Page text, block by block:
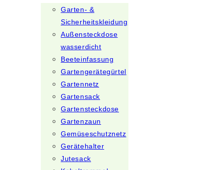
Garten- &
Sicherheitskleidung
Außensteckdose
wasserdicht
Beeteinfassung
Gartengerätegürtel
Gartennetz
Gartensack
Gartensteckdose
Gartenzaun
Gemüseschutznetz
Gerätehalter
Jutesack